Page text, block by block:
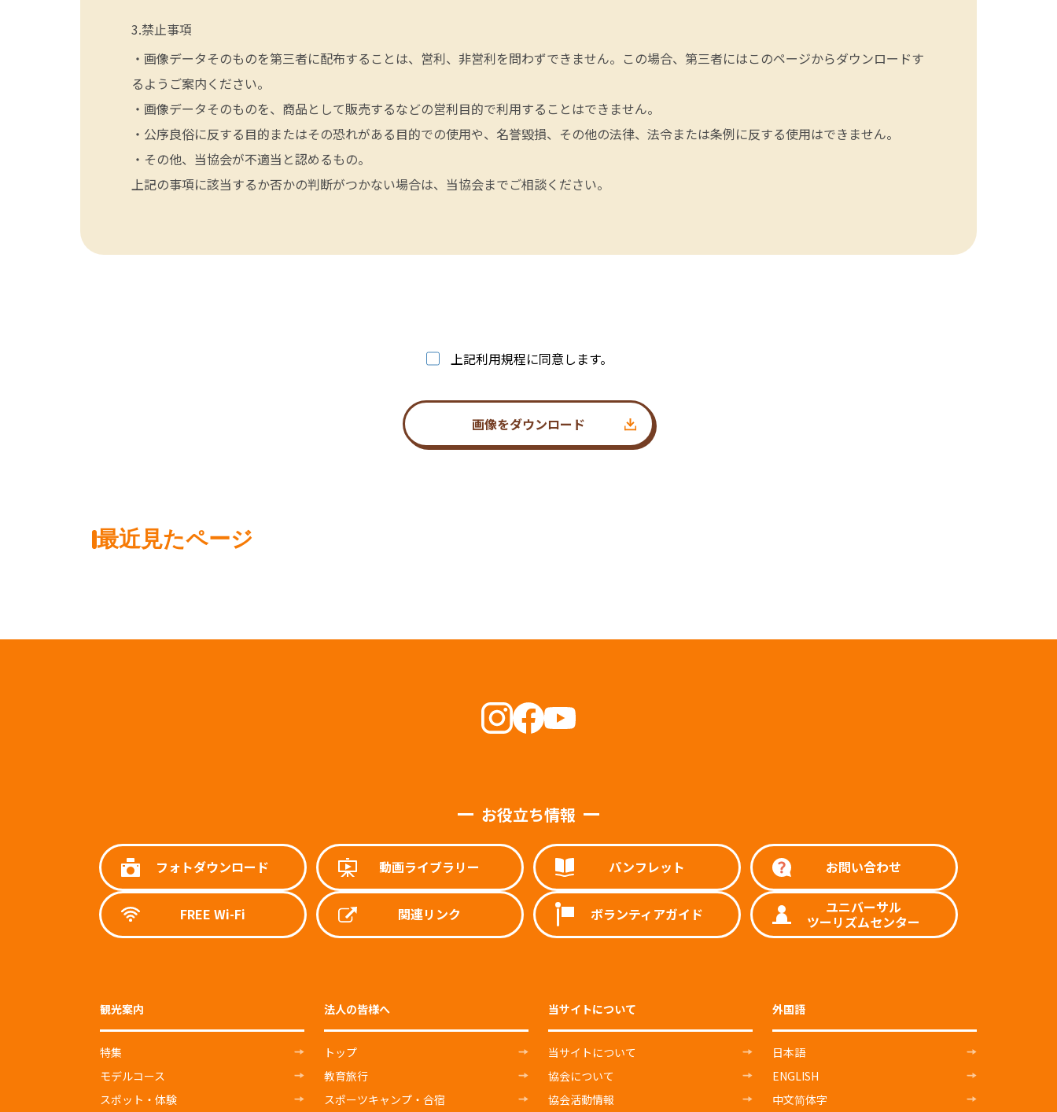
禁止事項
・画像データそのものを第三者に配布することは、営利、非営利を問わずできません。この場合、第三者にはこのページからダウンロードす
るようご案内ください。
・画像データそのものを、商品として販売するなどの営利目的で利用することはできません。
・公序良俗に反する目的またはその恐れがある目的での使用や、名誉毀損、その他の法律、法令または条例に反する使用はできません。
・その他、当協会が不適当と認めるもの。
上記の事項に該当するか否かの判断がつかない場合は、当協会までご相談ください。
上記利用規程に同意します。
画像をダウンロード
最近見たページ
お役立ち情報
フォトダウンロード 動画ライブラリー パンフレット お問い合わせ
FREE Wi-Fi 関連リンク ボランティアガイド ユニバーサル
ツーリズムセンター
観光案内
特集
モデルコース
スポット・体験
法人の皆様へ
トップ
教育旅行
スポーツキャンプ・合宿
当サイトについて
当サイトについて
協会について
協会活動情報
外国語
日本語
ENGLISH
中文简体字